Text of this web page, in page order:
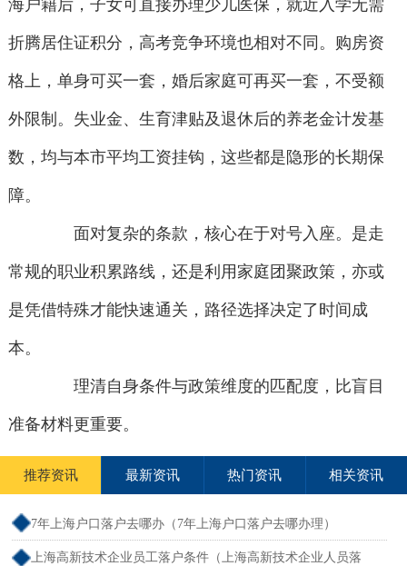
海户籍后，子女可直接办理少儿医保，就近入学无需
折腾居住证积分，高考竞争环境也相对不同。购房资
格上，单身可买一套，婚后家庭可再买一套，不受额
外限制。失业金、生育津贴及退休后的养老金计发基
数，均与本市平均工资挂钩，这些都是隐形的长期保
障。
面对复杂的条款，核心在于对号入座。是走
常规的职业积累路线，还是利用家庭团聚政策，亦或
是凭借特殊才能快速通关，路径选择决定了时间成
本。
理清自身条件与政策维度的匹配度，比盲目
准备材料更重要。
推荐资讯 最新资讯 热门资讯 相关资讯
7年上海户口落户去哪办（7年上海户口落户去哪办理）
上海高新技术企业员工落户条件（上海高新技术企业人员落